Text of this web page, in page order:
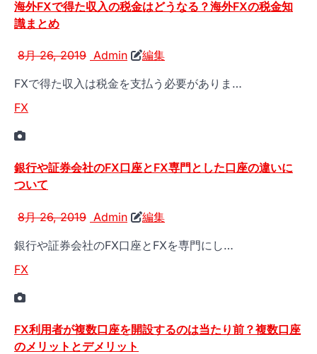
海外FXで得た収入の税金はどうなる？海外FXの税金知
識まとめ
8月 26, 2019 Admin
編集
FXで得た収入は税金を支払う必要がありま…
FX
銀行や証券会社のFX口座とFX専門とした口座の違いに
ついて
8月 26, 2019 Admin
編集
銀行や証券会社のFX口座とFXを専門にし…
FX
FX利用者が複数口座を開設するのは当たり前？複数口座
のメリットとデメリット